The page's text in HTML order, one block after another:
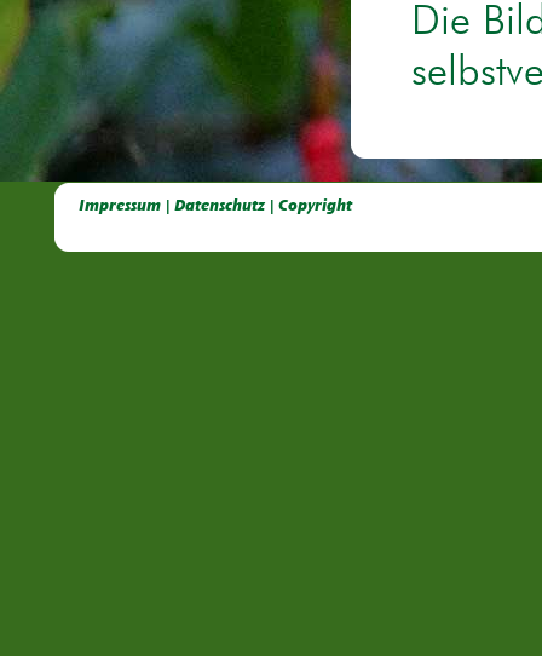
Die
Impressum | Datenschutz | Copyright